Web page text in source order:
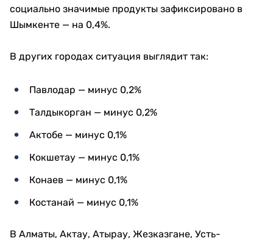
социально значимые продукты зафиксировано в
Шымкенте — на 0,4%.
В других городах ситуация выглядит так:
Павлодар — минус 0,2%
Талдыкорган — минус 0,2%
Актобе — минус 0,1%
Кокшетау — минус 0,1%
Конаев — минус 0,1%
Костанай — минус 0,1%
В Алматы, Актау, Атырау, Жезказгане, Усть-